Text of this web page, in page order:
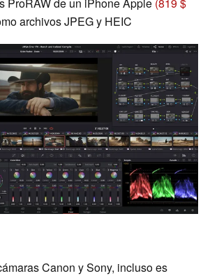
archivos JPEG y HEIC
Canon y Sony, incluso es